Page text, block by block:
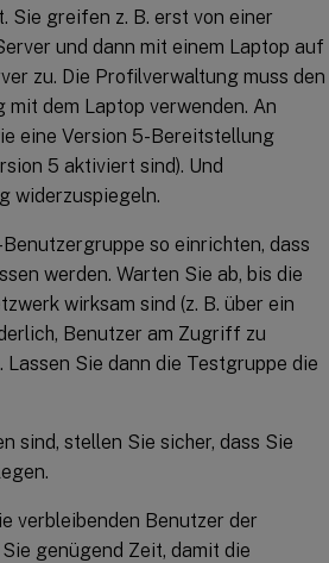
Sie greifen z. B. erst von einer
und dann mit einem Laptop auf
zu. Die Profilverwaltung muss den
dem Laptop verwenden. An
eine Version 5-Bereitstellung
5 aktiviert sind). Und
widerzuspiegeln.
so einrichten, dass
werden. Warten Sie ab, bis die
wirksam sind (z. B. über ein
Benutzer am Zugriff zu
Sie dann die Testgruppe die
sind, stellen Sie sicher, dass Sie
verbleibenden Benutzer der
genügend Zeit, damit die